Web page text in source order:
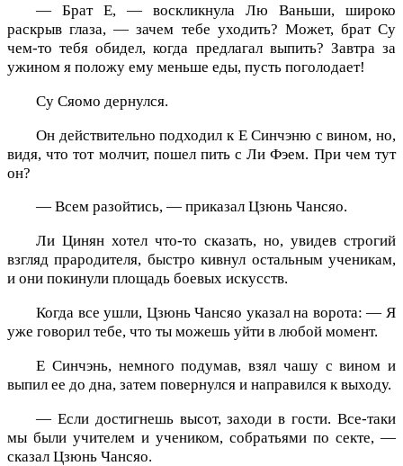
— Брат Е, — воскликнула Лю Ваньши, широко
раскрыв глаза, — зачем тебе уходить? Может, брат Су
чем-то тебя обидел, когда предлагал выпить? Завтра за
ужином я положу ему меньше еды, пусть поголодает!
Су Сяомо дернулся.
Он действительно подходил к Е Синчэню с вином, но,
видя, что тот молчит, пошел пить с Ли Фэем. При чем тут
он?
— Всем разойтись, — приказал Цзюнь Чансяо.
Ли Цинян хотел что-то сказать, но, увидев строгий
взгляд прародителя, быстро кивнул остальным ученикам,
и они покинули площадь боевых искусств.
Когда все ушли, Цзюнь Чансяо указал на ворота: — Я
уже говорил тебе, что ты можешь уйти в любой момент.
Е Синчэнь, немного подумав, взял чашу с вином и
выпил ее до дна, затем повернулся и направился к выходу.
— Если достигнешь высот, заходи в гости. Все-таки
мы были учителем и учеником, собратьями по секте, —
сказал Цзюнь Чансяо.